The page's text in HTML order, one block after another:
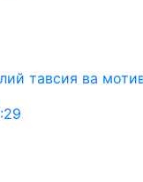
тавсия ва